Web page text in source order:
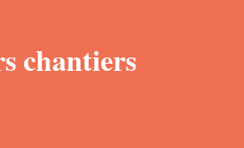
chantiers